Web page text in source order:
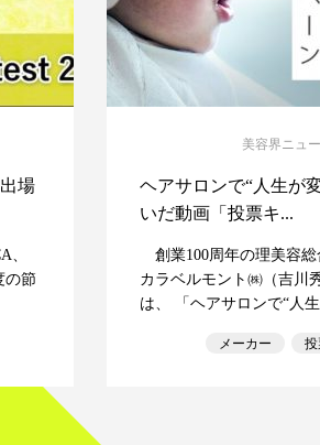
場
、
の節
美容界ニュ
ヘアサロンで“人生が
いだ動画「投票キ...
創業100周年の理美容総
カラベルモント㈱（吉川
は、 「ヘアサロンで“人
メーカー